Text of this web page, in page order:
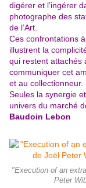
digérer et l’ingérer
photographe des
de l’Art.
Ces confrontations
illustrent la
qui restent attachés
communiquer cet
et au collectionneur.
Seules la synergie
univers du marché
Baudoin Lebon
"Execution of an
Peter